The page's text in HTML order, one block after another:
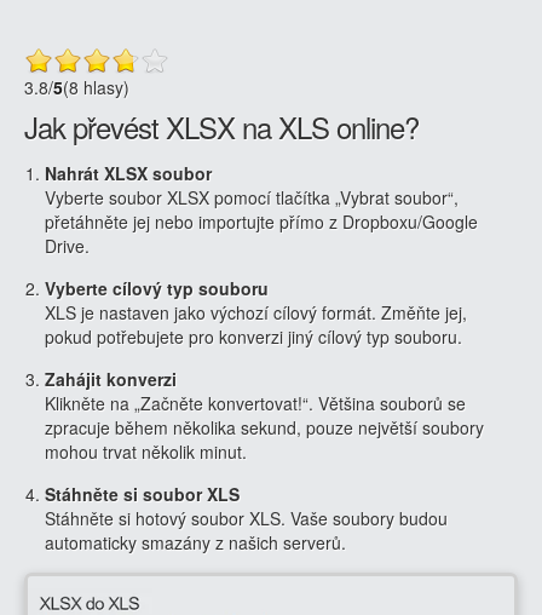
3.8/5(8 hlasy)
Jak převést XLSX na XLS online?
Nahrát XLSX soubor
Vyberte soubor XLSX pomocí tlačítka „Vybrat soubor“,
přetáhněte jej nebo importujte přímo z Dropboxu/Google
Drive.
Vyberte cílový typ souboru
XLS je nastaven jako výchozí cílový formát. Změňte jej,
pokud potřebujete pro konverzi jiný cílový typ souboru.
Zahájit konverzi
Klikněte na „Začněte konvertovat!“. Většina souborů se
zpracuje během několika sekund, pouze největší soubory
mohou trvat několik minut.
Stáhněte si soubor XLS
Stáhněte si hotový soubor XLS. Vaše soubory budou
automaticky smazány z našich serverů.